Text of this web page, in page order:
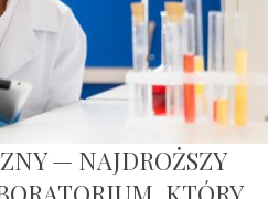
— NAJDROŻSZY